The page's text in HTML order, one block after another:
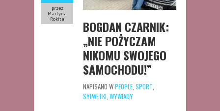
przez
Martyna
Rokita
BOGDAN CZARNIK:
„NIE POŻYCZAM
NIKOMU SWOJEGO
SAMOCHODU!”
NAPISANO WPEOPLE, SPORT,
SYLWETKI, WYWIADY